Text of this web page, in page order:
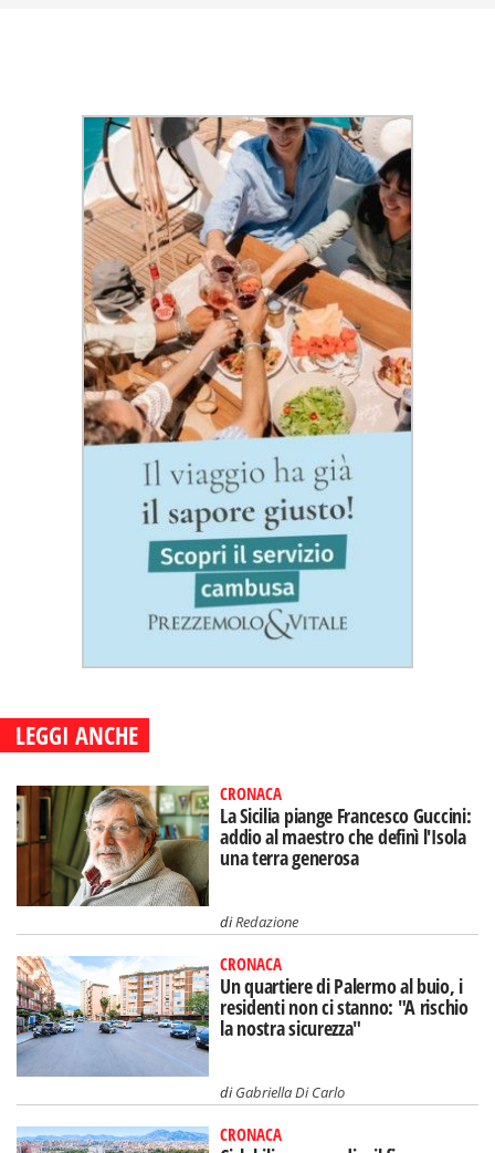
LEGGI ANCHE
CRONACA
La Sicilia piange Francesco Guccini:
addio al maestro che definì l'Isola
una terra generosa
diRedazione
CRONACA
Un quartiere di Palermo al buio, i
residenti non ci stanno: "A rischio
la nostra sicurezza"
diGabriella Di Carlo
CRONACA